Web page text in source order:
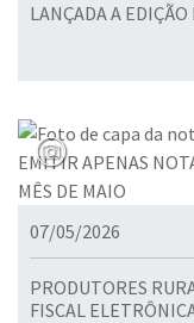
LANÇADA A
07/05/2026
PRODUTORES
FISCAL